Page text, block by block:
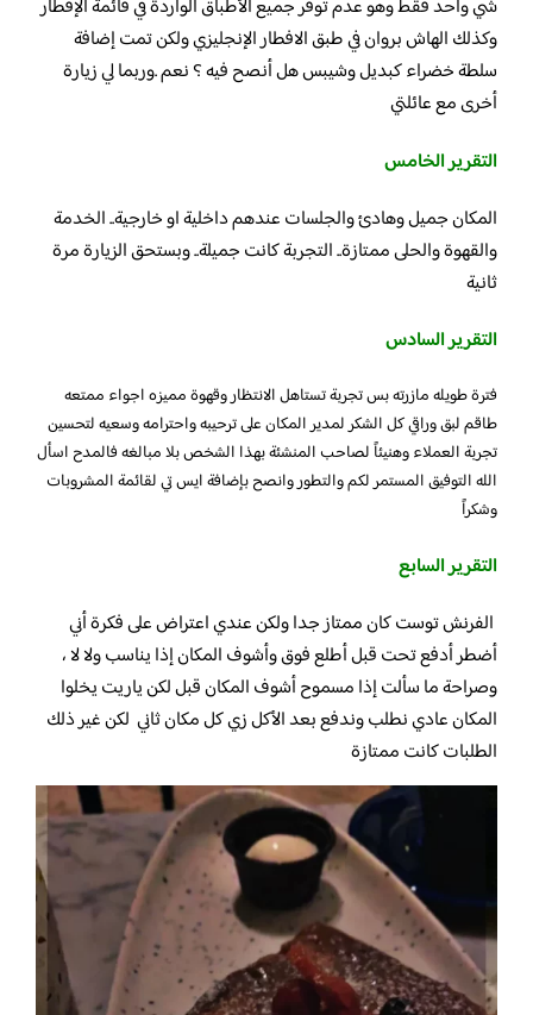
شي واحد فقط وهو عدم توفر جميع الأطباق الواردة في قائمة الإفطار
وكذلك الهاش بروان في طبق الافطار الإنجليزي ولكن تمت إضافة
سلطة خضراء كبديل وشيبس هل أنصح فيه ؟ نعم .وربما لي زيارة
أخرى مع عائلتي
التقرير الخامس
المكان جميل وهادئ والجلسات عندهم داخلية او خارجية.. الخدمة
والقهوة والحلى ممتازة.. التجربة كانت جميلة.. وبستحق الزيارة مرة
ثانية
التقرير السادس
فترة طويله مازرته بس تجربة تستاهل الانتظار وقهوة مميزه اجواء ممتعه
طاقم لبق وراقي كل الشكر لمدير المكان على ترحيبه واحترامه وسعيه لتحسين
تجربة العملاء وهنيئاً لصاحب المنشئة بهذا الشخص بلا مبالغه فالمدح اسأل
الله التوفيق المستمر لكم والتطور وانصح بإضافة ايس تي لقائمة المشروبات
وشكراً
التقرير السابع
الفرنش توست كان ممتاز جدا ولكن عندي اعتراض على فكرة أني
أضطر أدفع تحت قبل أطلع فوق وأشوف المكان إذا يناسب ولا لا ،
وصراحة ما سألت إذا مسموح أشوف المكان قبل لكن ياريت يخلوا
المكان عادي نطلب وندفع بعد الأكل زي كل مكان ثاني لكن غير ذلك
الطلبات كانت ممتازة